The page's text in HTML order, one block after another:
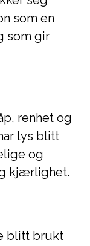
som en
som gir
renhet og
lys blitt
og
kjærlighet.
blitt brukt